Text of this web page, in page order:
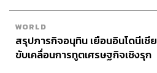
WORLD
สรุปภารกิจอนุทิน เยือนอินโดนีเซีย
ขับเคลื่อนการทูตเศรษฐกิจเชิงรุก